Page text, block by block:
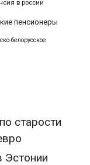
в россии
пенсионеры
белорусское
старости
Эстонии